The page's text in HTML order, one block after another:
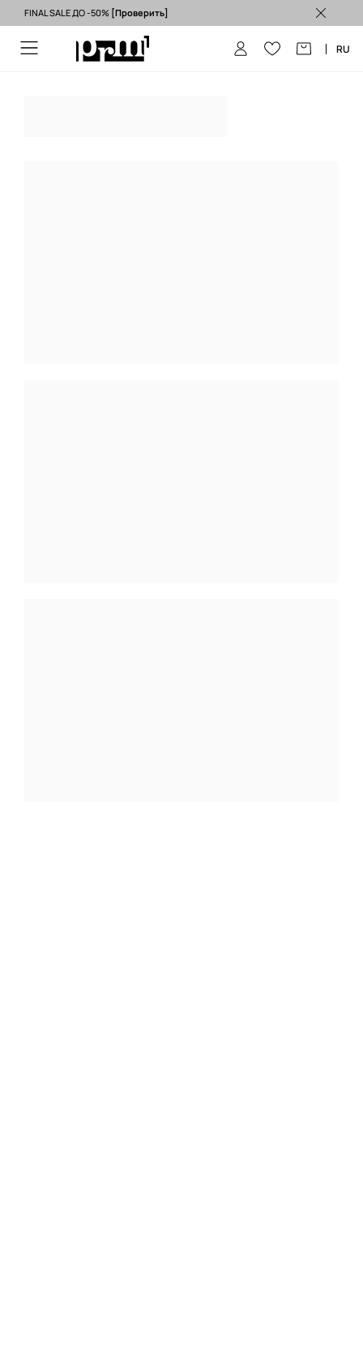
Бесплатная доставка из ЕС (от 3500 грн) >
FINAL SALE ДО -50% [Проверить]
RU